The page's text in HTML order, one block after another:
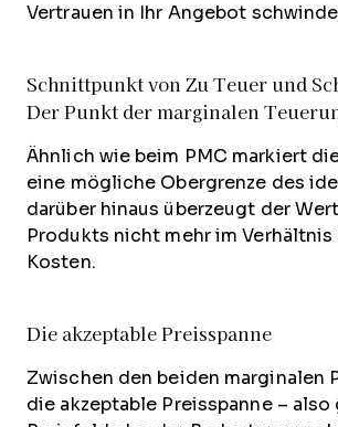
Vertrauen in Ihr Angebot
Schnittpunkt von Zu Teuer und
Der Punkt der marginalen
Ähnlich wie beim PMC markiert
eine mögliche Obergrenze des
darüber hinaus überzeugt der
Produkts nicht mehr im Verhältnis
Kosten.
Die akzeptable Preisspanne
Zwischen den beiden marginalen
die akzeptable Preisspanne – also